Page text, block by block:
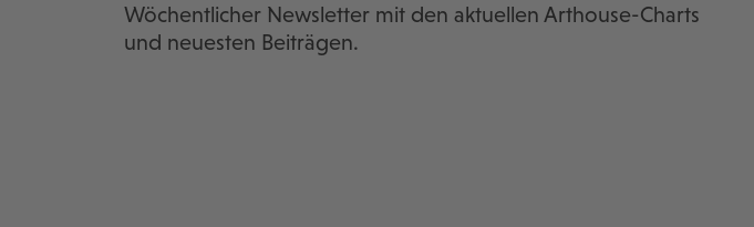
Wöchentlicher Newsletter mit den aktuellen Arthouse-Charts
und neuesten Beiträgen.